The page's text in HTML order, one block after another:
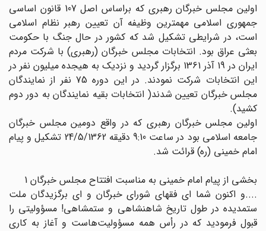
اولین مجلس خبرگان رهبری که براساس اصل 107 قانون اساسی
جمهوری اسلامی مهمترین وظیفه آن تعیین رهبر نظام اسلامی
است، در شرایطی تشکیل شد که کشور در حال جنگ با حکومت
بعثی عراق بود. انتخابات مجلس خبرگان (رهبری) با شرکت مردم
ایران در 19 آذر 1361 برگزار گردید و نزدیک به هیجده میلیون نفر در
این انتخابات شرکت نمودند. در این دوره 75 نفر از نمایندگان
مجلس خبرگان تعیین شدند( انتخابات بقیه نمایندگان به دور دوم
کشید).
اولین مجلس خبرگان رهبری که در واقع دومین مجلس خبرگان
جامعه اسلامی بود در ساعت 9:10 دقیقه 24/5/1362 تشکیل و پیام
امام خمینی (ره) قرائت شد.
بخشی از پیام امام خمینی به مناسبت افتتاح مجلس خبرگان 1
....و اکنون شما ای فقهای شورای خبرگان و ای برگزیدگان ملت
ستمدیده در طول تاریخ شاهنشاهی و ستمشاهی! مسؤولیتی را
قبول فرمودید که در رأس همه مسؤولیت‌هاست و آغاز به کاری